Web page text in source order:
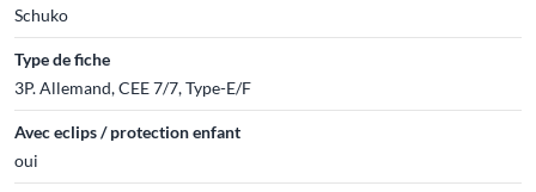
Schuko
Type de fiche
3P. Allemand, CEE 7/7, Type-E/F
Avec eclips / protection enfant
oui